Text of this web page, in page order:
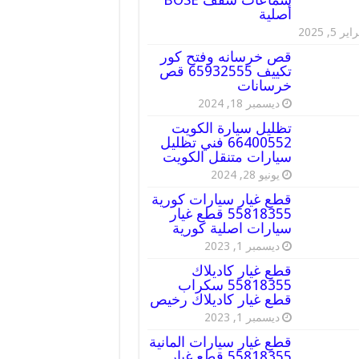
أصلية
5, 2025
قص خرسانه وفتح كور
تكييف 65932555 قص
خرسانات
ديسمبر 18, 2024
تظليل سيارة الكويت
66400552 فني تظليل
سيارات متنقل الكويت
يونيو 28, 2024
قطع غيار سيارات كورية
55818355 قطع غيار
سيارات اصلية كورية
ديسمبر 1, 2023
قطع غيار كاديلاك
55818355 سكراب
قطع غيار كاديلاك رخيص
ديسمبر 1, 2023
قطع غيار سيارات المانية